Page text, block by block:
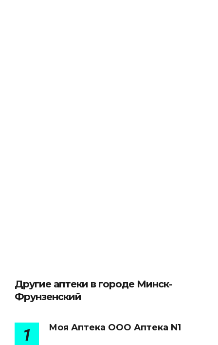
Другие аптеки в городе Минск-
Фрунзенский
1 Моя Аптека ООО Аптека N1